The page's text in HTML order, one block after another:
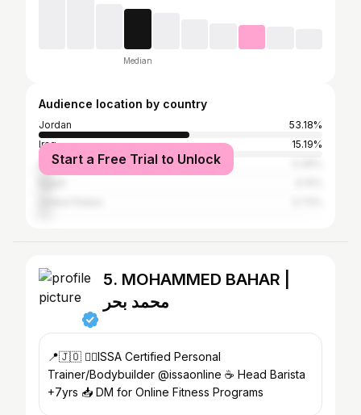
Median
Audience location by country
Jordan
53.18%
Iraq
15.19%
Serbia
Start a Free Trial to Unlock
5. MOHAMMED BAHAR |
محمد بحر
📍🇯🇴 🏋🏽ISSA Certified Personal
Trainer/Bodybuilder @issaonline ☕️ Head Barista
+7yrs 📥 DM for Online Fitness Programs